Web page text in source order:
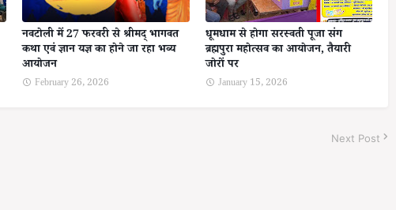
नवटोली में 27 फरवरी से श्रीमद् भागवत
कथा एवं ज्ञान यज्ञ का होने जा रहा भव्य
आयोजन
February 26, 2026
धूमधाम से होगा सरस्वती पूजा संग
ब्रह्मपुरा महोत्सव का आयोजन, तैयारी
जोरों पर
January 15, 2026
Next Post